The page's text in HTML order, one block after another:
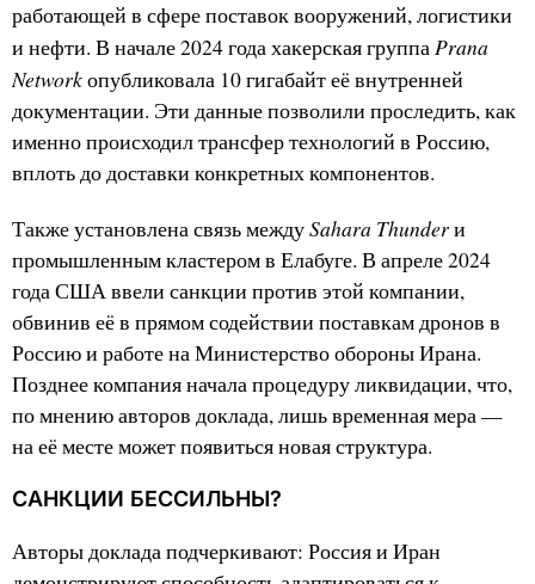
работающей в сфере поставок вооружений, логистики
и нефти. В начале 2024 года хакерская группаPrana
Networkопубликовала 10 гигабайт её внутренней
документации. Эти данные позволили проследить, как
именно происходил трансфер технологий в Россию,
вплоть до доставки конкретных компонентов.
Также установлена связь междуSahara Thunderи
промышленным кластером в Елабуге. В апреле 2024
года США ввели санкции против этой компании,
обвинив её в прямом содействии поставкам дронов в
Россию и работе на Министерство обороны Ирана.
Позднее компания начала процедуру ликвидации, что,
по мнению авторов доклада, лишь временная мера —
на её месте может появиться новая структура.
САНКЦИИ БЕССИЛЬНЫ?
Авторы доклада подчеркивают: Россия и Иран